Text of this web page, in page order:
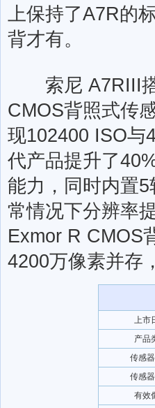
上保持了A7R的
背才有。
索尼 A7RIII搭
CMOS背照式传
现102400 ISO与
代产品提升了
能力，同时内置
常情况下分辨率
Exmor R CMOS
4200万像素并存
上市
产品
传感
传感
有效